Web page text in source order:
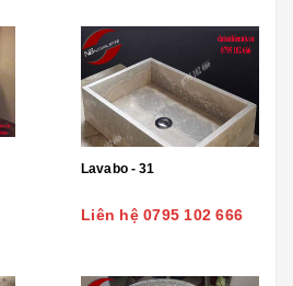
Lavabo - 31
Liên hệ 0795 102 666